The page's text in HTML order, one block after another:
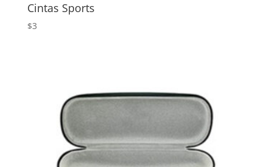
Cintas Sports
$3